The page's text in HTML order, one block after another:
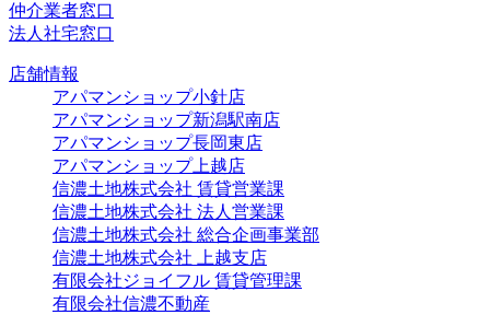
仲介業者窓口
法人社宅窓口
店舗情報
アパマンショップ小針店
アパマンショップ新潟駅南店
アパマンショップ長岡東店
アパマンショップ上越店
信濃土地株式会社 賃貸営業課
信濃土地株式会社 法人営業課
信濃土地株式会社 総合企画事業部
信濃土地株式会社 上越支店
有限会社ジョイフル 賃貸管理課
有限会社信濃不動産